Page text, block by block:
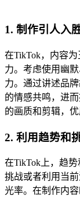
1. 制作引人入
在TikTok，内容
力。考虑使用幽
力。通过讲述品
的情感共鸣，进
的画质和剪辑，
2. 利用趋势和
在TikTok上，趋
挑战或者利用当
光率。在制作内